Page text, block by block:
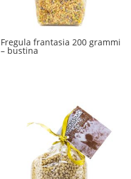
Fregula frantasia 200 grammi
– bustina